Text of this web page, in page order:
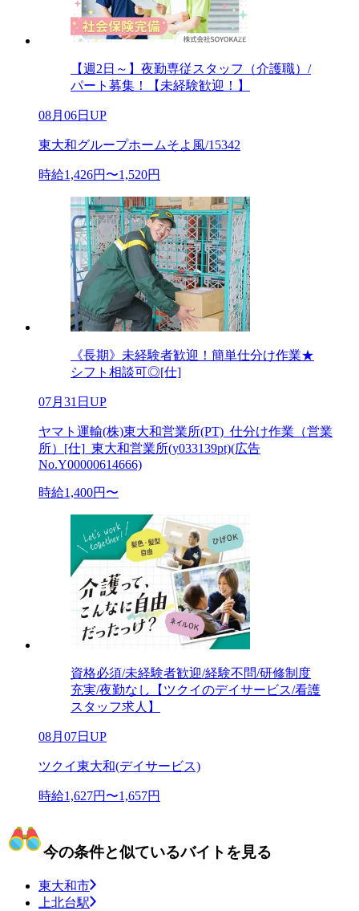
【週2日～】夜勤専従スタッフ（介護職）/
パート募集！【未経験歓迎！】
08月06日UP
東大和グループホームそよ風/15342
時給1,426円〜1,520円
《長期》未経験者歓迎！簡単仕分け作業★
シフト相談可◎[仕]
07月31日UP
ヤマト運輸(株)東大和営業所(PT)_仕分け作業（営業
所）[仕]_東大和営業所(y033139pt)(広告
No.Y00000614666)
時給1,400円〜
資格必須/未経験者歓迎/経験不問/研修制度
充実/夜勤なし【ツクイのデイサービス/看護
スタッフ求人】
08月07日UP
ツクイ東大和(デイサービス)
時給1,627円〜1,657円
今の条件と似ているバイトを見る
東大和市
上北台駅